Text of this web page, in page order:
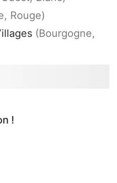
Rouge)
(Bourgogne,
!